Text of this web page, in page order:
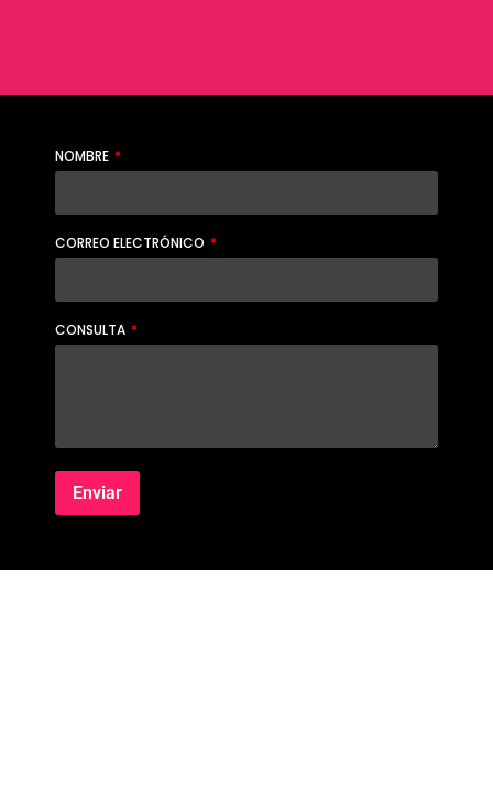
NOMBRE
CORREO ELECTRÓNICO
CONSULTA
Enviar